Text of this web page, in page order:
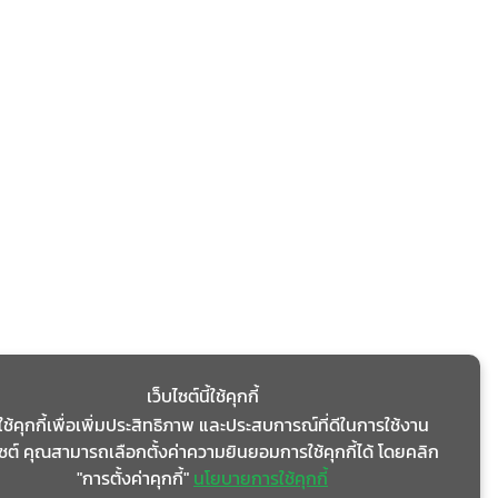
เว็บไซต์นี้ใช้คุกกี้
ใช้คุกกี้เพื่อเพิ่มประสิทธิภาพ และประสบการณ์ที่ดีในการใช้งาน
ซต์ คุณสามารถเลือกตั้งค่าความยินยอมการใช้คุกกี้ได้ โดยคลิก
"การตั้งค่าคุกกี้" นโยบายการใช้คุกกี้